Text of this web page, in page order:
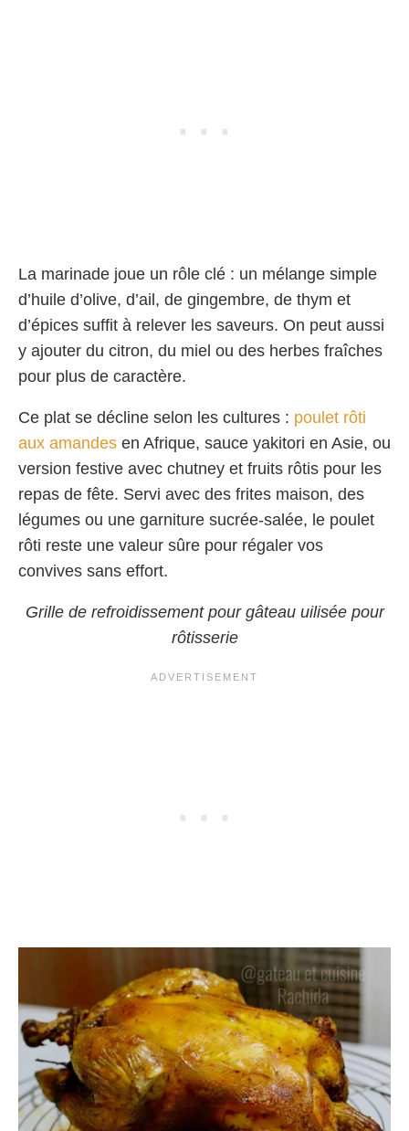
La marinade joue un rôle clé : un mélange simple
d’huile d’olive, d’ail, de gingembre, de thym et
d’épices suffit à relever les saveurs. On peut aussi
y ajouter du citron, du miel ou des herbes fraîches
pour plus de caractère.
Ce plat se décline selon les cultures : poulet rôti
aux amandes en Afrique, sauce yakitori en Asie, ou
version festive avec chutney et fruits rôtis pour les
repas de fête. Servi avec des frites maison, des
légumes ou une garniture sucrée-salée, le poulet
rôti reste une valeur sûre pour régaler vos
convives sans effort.
Grille de refroidissement pour gâteau uilisée pour
rôtisserie